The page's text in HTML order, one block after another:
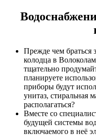
Прежде чем браться
колодца в
тщательно
планируете
приборы будут
унитаз, стиральная
располагаться?
Вместе со
будущей системы
включаемого в неё